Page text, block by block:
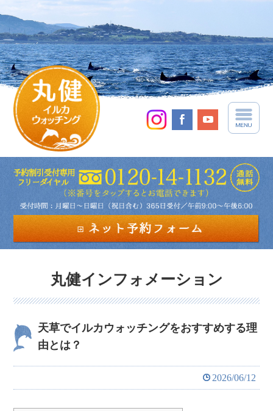
丸健インフォメーション
天草でイルカウォッチングをおすすめする理
由とは？
2026/06/12